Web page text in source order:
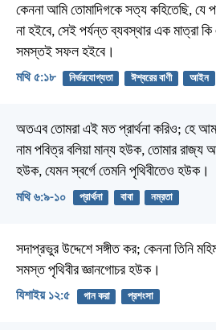
কেননা আমি তোমাদিগকে সত্য কহিতেছি, যে
না হইবে, সেই পর্যন্ত ব্যবস্থার এক মাত্রা
সমস্তই সফল হইবে।
মথি ৫:১৮ নির্ভরযোগ্যতা ঈশ্বরের বাণী আইন
অতএব তোমরা এই মত প্রার্থনা করিও; হে
নাম পবিত্র বলিয়া মান্য হউক, তোমার রাজ্য
হউক, যেমন স্বর্গে তেমনি পৃথিবীতেও হউক।
মথি ৬:৯-১০ প্রার্থনা বাবা নম্রতা
সদাপ্রভুর উদ্দেশে সঙ্গীত কর; কেননা তিনি
সমস্ত পৃথিবীর জ্ঞানগোচর হউক।
যিশাইয় ১২:৫ গান করা প্রশংসা